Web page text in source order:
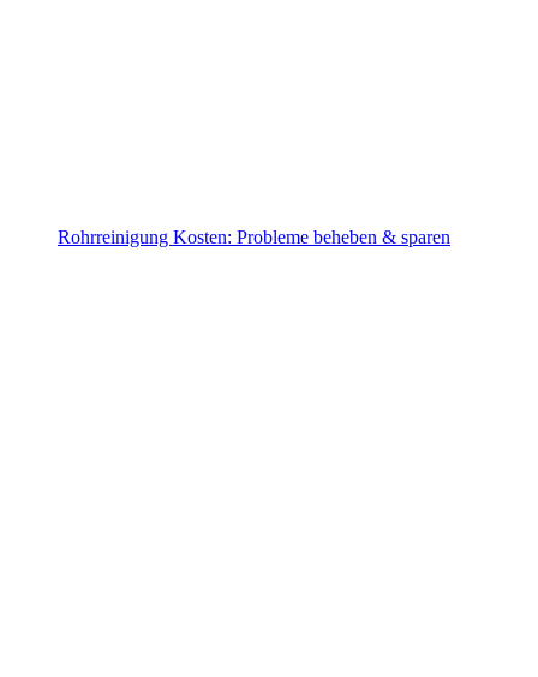
Rohrreinigung Kosten: Probleme beheben & sparen